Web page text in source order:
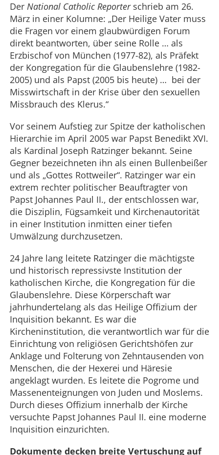
Der National Catholic Reporterschrieb am 26.
März in einer Kolumne: „Der Heilige Vater muss
die Fragen vor einem glaubwürdigen Forum
direkt beantworten, über seine Rolle … als
Erzbischof von München (1977-82), als Präfekt
der Kongregation für die Glaubenslehre (1982-
2005) und als Papst (2005 bis heute) … bei der
Misswirtschaft in der Krise über den sexuellen
Missbrauch des Klerus.“
Vor seinem Aufstieg zur Spitze der katholischen
Hierarchie im April 2005 war Papst Benedikt XVI.
als Kardinal Joseph Ratzinger bekannt. Seine
Gegner bezeichneten ihn als einen Bullenbeißer
und als „Gottes Rottweiler“. Ratzinger war ein
extrem rechter politischer Beauftragter von
Papst Johannes Paul II., der entschlossen war,
die Disziplin, Fügsamkeit und Kirchenautorität
in einer Institution inmitten einer tiefen
Umwälzung durchzusetzen.
24 Jahre lang leitete Ratzinger die mächtigste
und historisch repressivste Institution der
katholischen Kirche, die Kongregation für die
Glaubenslehre. Diese Körperschaft war
jahrhundertelang als das Heilige Offizium der
Inquisition bekannt. Es war die
Kircheninstitution, die verantwortlich war für die
Einrichtung von religiösen Gerichtshöfen zur
Anklage und Folterung von Zehntausenden von
Menschen, die der Hexerei und Häresie
angeklagt wurden. Es leitete die Pogrome und
Massenenteignungen von Juden und Moslems.
Durch dieses Offizium innerhalb der Kirche
versuchte Papst Johannes Paul II. eine moderne
Inquisition einzurichten.
Dokumente decken breite Vertuschung auf